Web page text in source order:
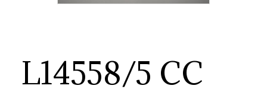
L14558/5 CC